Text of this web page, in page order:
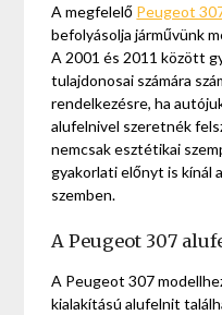
A megfelelő Peugeot
befolyásolja járművünk
A 2001 és 2011 között
tulajdonosai számára
rendelkezésre, ha
alufelnivel szeretnék
nemcsak esztétikai
gyakorlati előnyt is kínál
szemben.
A Peugeot 307
A Peugeot 307
kialakítású alufelnit